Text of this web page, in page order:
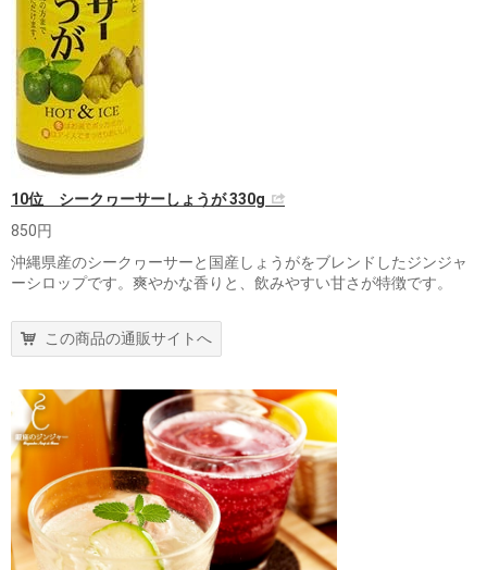
10位 シークヮーサーしょうが 330g
850円
沖縄県産のシークヮーサーと国産しょうがをブレンドしたジンジャ
ーシロップです。爽やかな香りと、飲みやすい甘さが特徴です。
この商品の通販サイトへ